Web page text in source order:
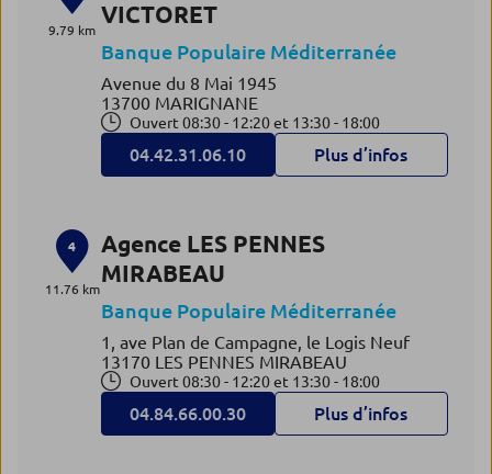
9.79 km
VICTORET
Banque Populaire Méditerranée
Avenue du 8 Mai 1945
13700 MARIGNANE
Ouvert 08:30 - 12:20 et 13:30 - 18:00
04.42.31.06.10 Plus d’infos
4
11.76 km
Agence LES PENNES
MIRABEAU
Banque Populaire Méditerranée
1, ave Plan de Campagne, le Logis Neuf
13170 LES PENNES MIRABEAU
Ouvert 08:30 - 12:20 et 13:30 - 18:00
04.84.66.00.30 Plus d’infos